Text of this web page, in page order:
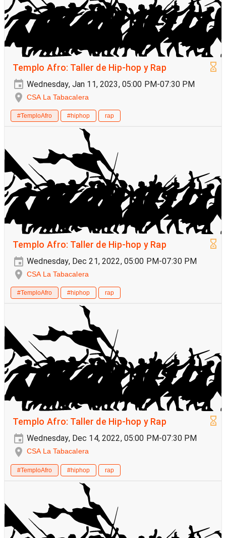
Templo Afro: Taller de Hip-hop y Rap
Wednesday, Jan 11, 2023, 05:00 PM-07:30 PM
CSA La Tabacalera
#TemploAfro #hiphop rap
Templo Afro: Taller de Hip-hop y Rap
Wednesday, Dec 21, 2022, 05:00 PM-07:30 PM
CSA La Tabacalera
#TemploAfro #hiphop rap
Templo Afro: Taller de Hip-hop y Rap
Wednesday, Dec 14, 2022, 05:00 PM-07:30 PM
CSA La Tabacalera
#TemploAfro #hiphop rap